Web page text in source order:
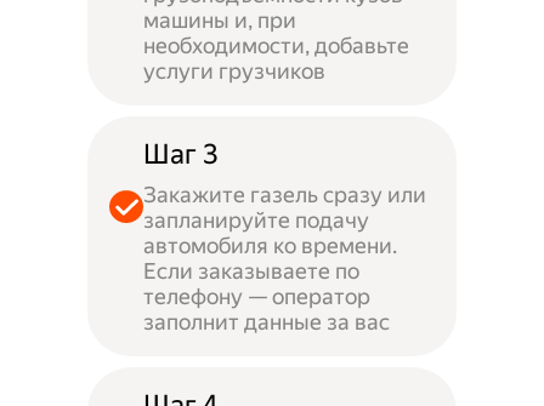
машины и, при
необходимости, добавьте
услуги грузчиков
Шаг 3
Закажите газель сразу или
запланируйте подачу
автомобиля ко времени.
Если заказываете по
телефону — оператор
заполнит данные за вас